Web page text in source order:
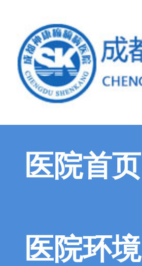
医院首页
医院环境